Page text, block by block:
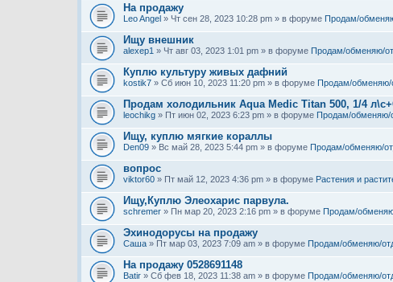
На продажу
Leo Angel » Чт сен 28, 2023 10:28 pm » в форуме Продам/
Ищу внешник
alexep1 » Чт авг 03, 2023 1:01 pm » в форуме Продам/обменяю/
Куплю культуру живых дафний
kostik7 » Сб июн 10, 2023 11:20 pm » в форуме Продам/
Продам холодильник Aqua Medic Titan 500, 1/4
leochikg » Пт июн 02, 2023 6:23 pm » в форуме Продам/обменяю/
Ищу, куплю мягкие кораллы
Den09 » Вс май 28, 2023 5:44 pm » в форуме Продам/обменяю/
вопрос
viktor60 » Пт май 12, 2023 4:36 pm » в форуме Растения и
Ищу,Куплю Элеохарис парвула.
schremer » Пн мар 20, 2023 2:16 pm » в форуме Продам/
Эхинодорусы на продажу
Саша » Пт мар 03, 2023 7:09 am » в форуме Продам/обменяю/
На продажу 0528691148
Batir » Сб фев 18, 2023 11:38 am » в форуме Продам/обменяю/